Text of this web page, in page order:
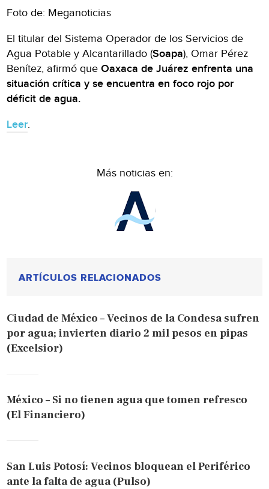
Foto de: Meganoticias
El titular del Sistema Operador de los Servicios de
Agua Potable y Alcantarillado (Soapa), Omar Pérez
Benítez, afirmó queOaxaca de Juárez enfrenta una
situación crítica y se encuentra en foco rojo por
déficit de agua.
Leer.
Más noticias en:
ARTÍCULOS RELACIONADOS
Ciudad de México – Vecinos de la Condesa sufren
por agua; invierten diario 2 mil pesos en pipas
(Excelsior)
México – Si no tienen agua que tomen refresco
(El Financiero)
San Luis Potosí: Vecinos bloquean el Periférico
ante la falta de agua (Pulso)